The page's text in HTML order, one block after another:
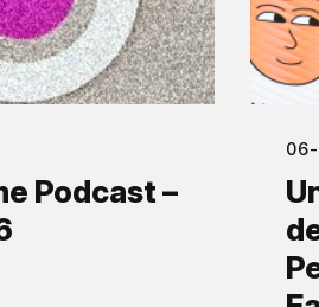
Podcast –